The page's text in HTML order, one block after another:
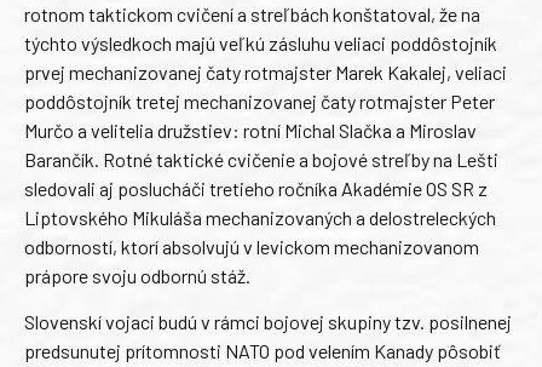
rotnom taktickom cvičení a streľbách konštatoval, že na
týchto výsledkoch majú veľkú zásluhu veliaci poddôstojník
prvej mechanizovanej čaty rotmajster Marek Kakalej, veliaci
poddôstojník tretej mechanizovanej čaty rotmajster Peter
Murčo a velitelia družstiev: rotní Michal Slačka a Miroslav
Barančík. Rotné taktické cvičenie a bojové streľby na Lešti
sledovali aj poslucháči tretieho ročníka Akadémie OS SR z
Liptovského Mikuláša mechanizovaných a delostreleckých
odborností, ktorí absolvujú v levickom mechanizovanom
prápore svoju odbornú stáž.
Slovenskí vojaci budú v rámci bojovej skupiny tzv. posilnenej
predsunutej prítomnosti NATO pod velením Kanady pôsobiť